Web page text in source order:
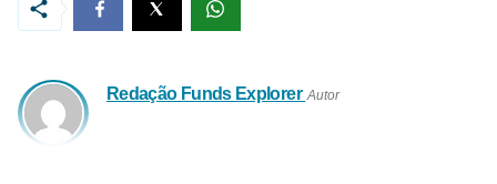
Redação Funds Explorer Autor